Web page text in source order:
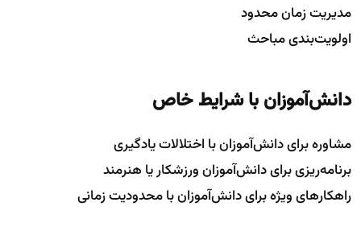
مدیریت زمان محدود
اولویت‌بندی مباحث
دانش‌آموزان با شرایط خاص
مشاوره برای دانش‌آموزان با اختلالات یادگیری
برنامه‌ریزی برای دانش‌آموزان ورزشکار یا هنرمند
راهکارهای ویژه برای دانش‌آموزان با محدودیت زمانی